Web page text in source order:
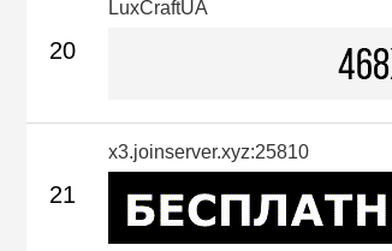
20
LuxCraftUA
21
x3.joinserver.xyz:25810